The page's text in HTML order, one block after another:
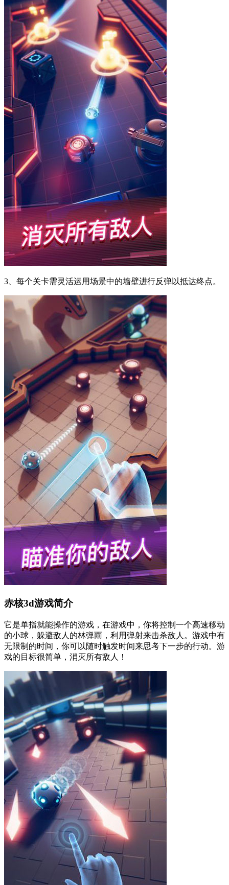
3、每个关卡需灵活运用场景中的墙壁进行反弹以抵达终点。
赤核3d游戏简介
它是单指就能操作的游戏，在游戏中，你将控制一个高速移动
的小球，躲避敌人的林弹雨，利用弹射来击杀敌人。游戏中有
无限制的时间，你可以随时触发时间来思考下一步的行动。游
戏的目标很简单，消灭所有敌人！